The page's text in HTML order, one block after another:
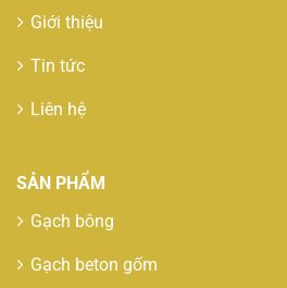
Giới thiệu
Tin tức
Liên hệ
SẢN PHẨM
Gạch bông
Gạch beton gốm